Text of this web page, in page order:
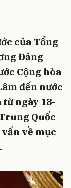
của Tổng
Đảng
Cộng hòa
đến nước
từ ngày 18-
Quốc
về mục